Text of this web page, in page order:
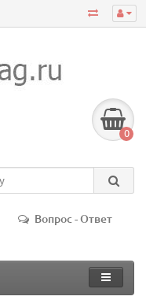
0
Вопрос - Ответ